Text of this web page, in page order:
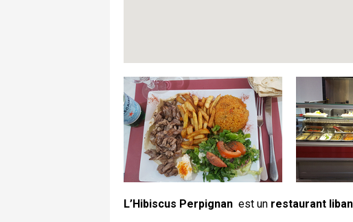
L’Hibiscus Perpignan est un restaurant